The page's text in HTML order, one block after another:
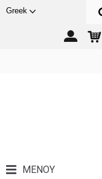
Greek
ΜΕΝΟΎ